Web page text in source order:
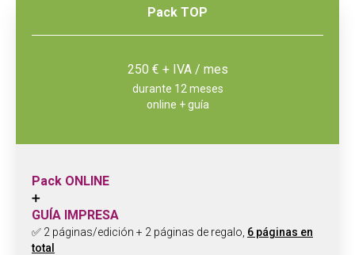
Pack TOP
250 € + IVA / mes
durante 12 meses
online + guía
Pack ONLINE
➕
GUÍA IMPRESA
✅ 2 páginas/edición + 2 páginas de regalo, 6 páginas en
total